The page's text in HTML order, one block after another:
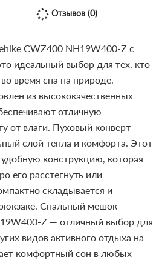
Отзывов (0)
CWZ400 NH19W400-Z с
идеальный выбор для тех, кто
время сна на природе.
из высококачественных
отличную
от влаги. Пуховый конверт
слой тепла и комфорта. Этот
конструкцию, которая
его расстегнуть или
складывается и
Спальный мешок
Z — отличный выбор для
видов активного отдыха на
комфортный сон в любых